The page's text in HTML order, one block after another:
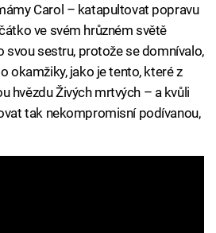
Carol – katapultovat popravu
ve svém hrůzném světě
svou sestru, protože se domnívalo,
okamžiky, jako je tento, které z
hvězdu Živých mrtvých – a kvůli
tak nekompromisní podívanou,